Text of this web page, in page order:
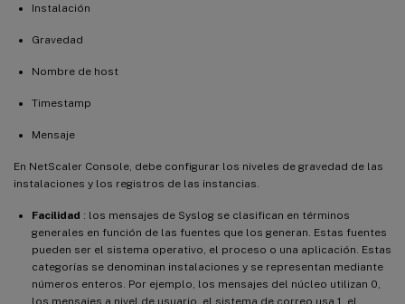
Instalación
Gravedad
Nombre de host
Timestamp
Mensaje
En NetScaler Console, debe configurar los niveles de gravedad de las
instalaciones y los registros de las instancias.
Facilidad : los mensajes de Syslog se clasifican en términos
generales en función de las fuentes que los generan. Estas fuentes
pueden ser el sistema operativo, el proceso o una aplicación. Estas
categorías se denominan instalaciones y se representan mediante
números enteros. Por ejemplo, los mensajes del núcleo utilizan 0,
los mensajes a nivel de usuario, el sistema de correo usa 1, el